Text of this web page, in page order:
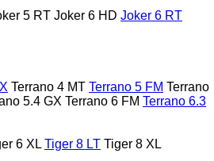
5 RT Joker 6 HD Joker 6 RT
Terrano 4 MT Terrano 5 FM Terrano
5.4 GX Terrano 6 FM Terrano 6.3
6 XL Tiger 8 LT Tiger 8 XL